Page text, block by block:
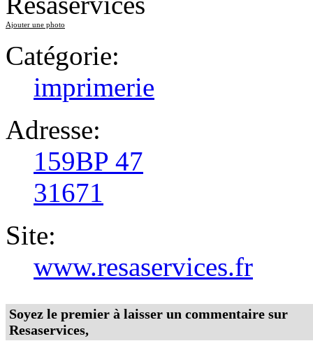
Ajouter une photo
Catégorie:
imprimerie
Adresse:
159BP 47
31671
Site:
www.resaservices.fr
Soyez le premier à laisser un commentaire sur
Resaservices,